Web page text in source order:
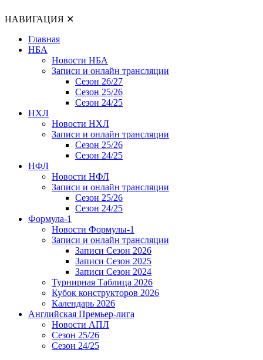
НАВИГАЦИЯ ✕
Главная
НБА
Новости НБА
Записи и онлайн трансляции
Сезон 26/27
Сезон 25/26
Сезон 24/25
НХЛ
Новости НХЛ
Записи и онлайн трансляции
Сезон 25/26
Сезон 24/25
НФЛ
Новости НФЛ
Записи и онлайн трансляции
Сезон 25/26
Сезон 24/25
Формула-1
Новости Формулы-1
Записи и онлайн трансляции
Записи Сезон 2026
Записи Сезон 2025
Записи Сезон 2024
Турнирная Таблица 2026
Кубок конструкторов 2026
Календарь 2026
Английская Премьер-лига
Новости АПЛ
Сезон 25/26
Сезон 24/25